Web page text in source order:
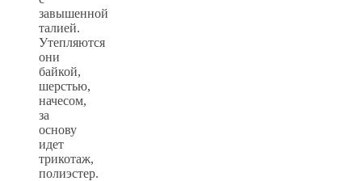
завышенной
талией.
Утепляются
они
байкой,
шерстью,
начесом,
за
основу
идет
трикотаж,
полиэстер.